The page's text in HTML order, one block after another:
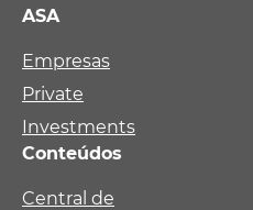
ASA
Empresas
Private
Investments
Conteúdos
Central de